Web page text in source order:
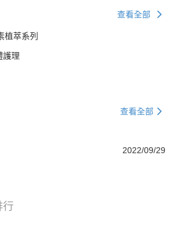
查看全部
植萃系列
護理
查看全部
2022/09/29
行